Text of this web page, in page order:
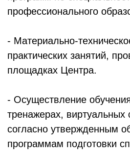
профессионального
- Материально-
практических занятий,
площадках Центра.
- Осуществление
тренажерах, виртуальных
согласно утвержденным
программам подготовки